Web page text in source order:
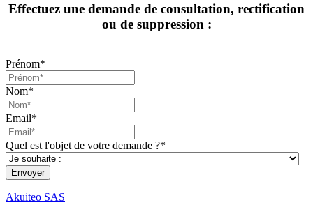
Effectuez une demande de consultation, rectification
ou de suppression :
Prénom*
Nom*
Email*
Quel est l'objet de votre demande ?*
Akuiteo SAS